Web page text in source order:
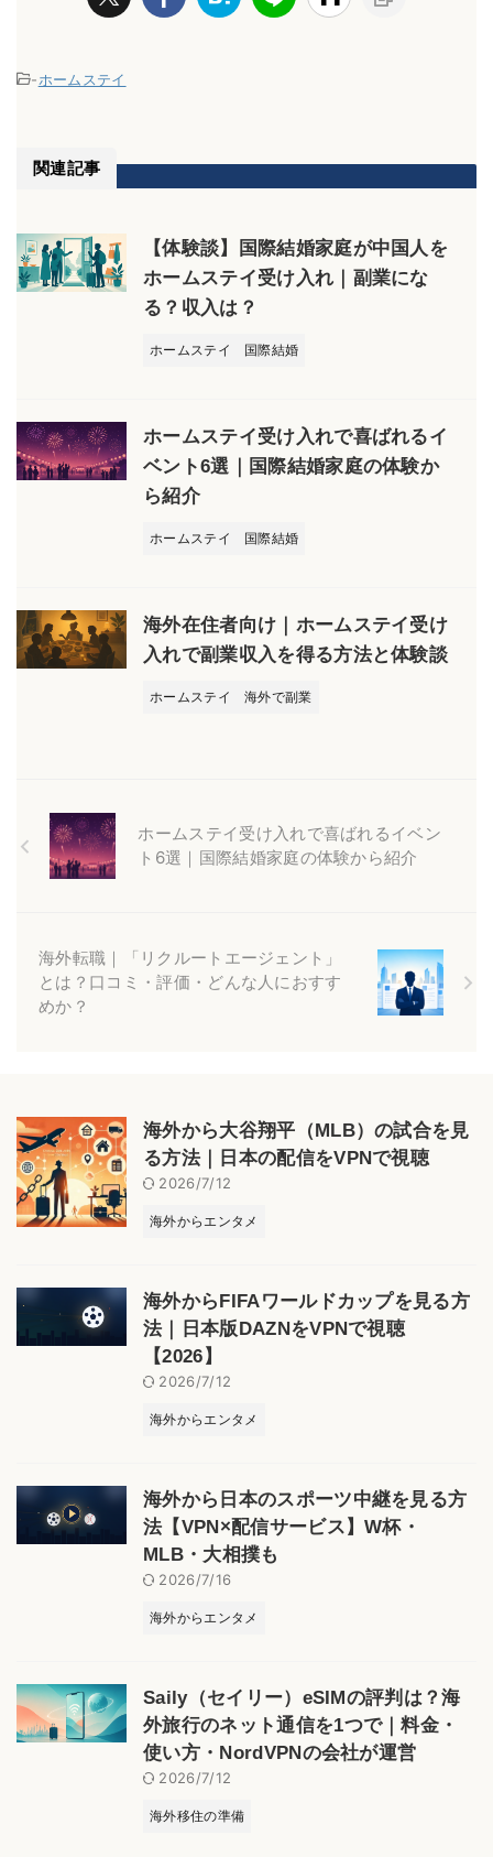
-ホームステイ
関連記事
【体験談】国際結婚家庭が中国人を
ホームステイ受け入れ｜副業にな
る？収入は？
ホームステイ 国際結婚
ホームステイ受け入れで喜ばれるイ
ベント6選｜国際結婚家庭の体験か
ら紹介
ホームステイ 国際結婚
海外在住者向け｜ホームステイ受け
入れで副業収入を得る方法と体験談
ホームステイ 海外で副業
ホームステイ受け入れで喜ばれるイベン
ト6選｜国際結婚家庭の体験から紹介
海外転職｜「リクルートエージェント」
とは？口コミ・評価・どんな人におすす
めか？
海外から大谷翔平（MLB）の試合を見
る方法｜日本の配信をVPNで視聴
2026/7/12
海外からエンタメ
海外からFIFAワールドカップを見る方
法｜日本版DAZNをVPNで視聴
【2026】
2026/7/12
海外からエンタメ
海外から日本のスポーツ中継を見る方
法【VPN×配信サービス】W杯・
MLB・大相撲も
2026/7/16
海外からエンタメ
Saily（セイリー）eSIMの評判は？海
外旅行のネット通信を1つで｜料金・
使い方・NordVPNの会社が運営
2026/7/12
海外移住の準備